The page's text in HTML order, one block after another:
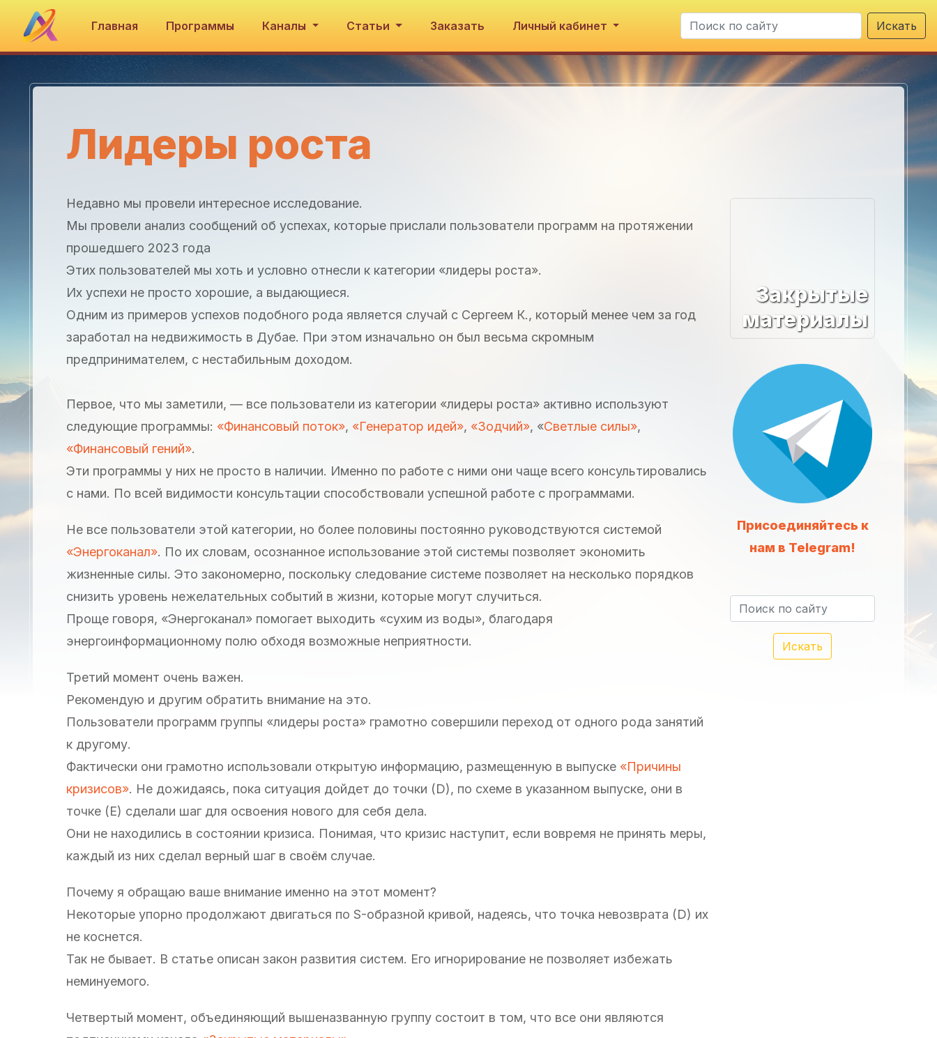
Главная Программы Каналы Статьи Заказать Личный кабинет Искать
Лидеры роста
Недавно мы провели интересное исследование.
Мы провели анализ сообщений об успехах, которые прислали пользователи программ на протяжении
прошедшего 2023 года
Этих пользователей мы хоть и условно отнесли к категории «лидеры роста».
Их успехи не просто хорошие, а выдающиеся.
Одним из примеров успехов подобного рода является случай с Сергеем К., который менее чем за год
заработал на недвижимость в Дубае. При этом изначально он был весьма скромным
предпринимателем, с нестабильным доходом.
Первое, что мы заметили, — все пользователи из категории «лидеры роста» активно используют
следующие программы: «Финансовый поток», «Генератор идей», «Зодчий», «Светлые силы»,
«Финансовый гений».
Эти программы у них не просто в наличии. Именно по работе с ними они чаще всего консультировались
с нами. По всей видимости консультации способствовали успешной работе с программами.
Не все пользователи этой категории, но более половины постоянно руководствуются системой
«Энергоканал». По их словам, осознанное использование этой системы позволяет экономить
жизненные силы. Это закономерно, поскольку следование системе позволяет на несколько порядков
снизить уровень нежелательных событий в жизни, которые могут случиться.
Проще говоря, «Энергоканал» помогает выходить «сухим из воды», благодаря
энергоинформационному полю обходя возможные неприятности.
Третий момент очень важен.
Рекомендую и другим обратить внимание на это.
Пользователи программ группы «лидеры роста» грамотно совершили переход от одного рода занятий
к другому.
Фактически они грамотно использовали открытую информацию, размещенную в выпуске «Причины
кризисов». Не дожидаясь, пока ситуация дойдет до точки (D), по схеме в указанном выпуске, они в
точке (Е) сделали шаг для освоения нового для себя дела.
Они не находились в состоянии кризиса. Понимая, что кризис наступит, если вовремя не принять меры,
каждый из них сделал верный шаг в своём случае.
Почему я обращаю ваше внимание именно на этот момент?
Некоторые упорно продолжают двигаться по S-образной кривой, надеясь, что точка невозврата (D) их
не коснется.
Так не бывает. В статье описан закон развития систем. Его игнорирование не позволяет избежать
неминуемого.
Четвертый момент, объединяющий вышеназванную группу состоит в том, что все они являются
Закрытые
материалы
Присоединяйтесь к
нам в Telegram!
Искать